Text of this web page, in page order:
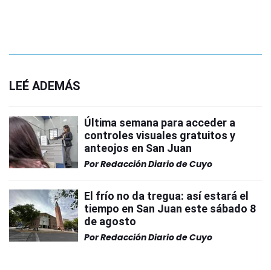
LEÉ ADEMÁS
Última semana para acceder a
controles visuales gratuitos y
anteojos en San Juan
PorRedacción Diario de Cuyo
El frío no da tregua: así estará el
tiempo en San Juan este sábado 8
de agosto
PorRedacción Diario de Cuyo